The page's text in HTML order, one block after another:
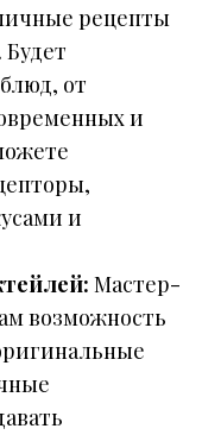
рецепты
от
и
и
Мастер-
возможность